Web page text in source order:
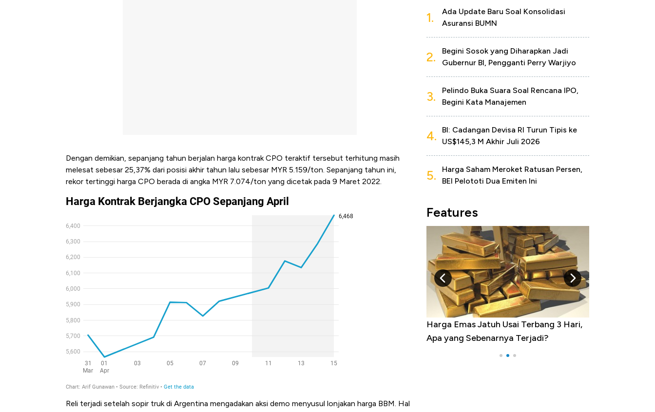
Dengan demikian, sepanjang tahun berjalan harga kontrak CPO teraktif tersebut terhitung masih
melesat sebesar 25,37% dari posisi akhir tahun lalu sebesar MYR 5.159/ton. Sepanjang tahun ini,
rekor tertinggi harga CPO berada di angka MYR 7.074/ton yang dicetak pada 9 Maret 2022.
Reli terjadi setelah sopir truk di Argentina mengadakan aksi demo menyusul lonjakan harga BBM. Hal
1.
Ada Update Baru Soal Konsolidasi
Asuransi BUMN
2.
Begini Sosok yang Diharapkan Jadi
Gubernur BI, Pengganti Perry Warjiyo
3.
Pelindo Buka Suara Soal Rencana IPO,
Begini Kata Manajemen
4.
BI: Cadangan Devisa RI Turun Tipis ke
US$145,3 M Akhir Juli 2026
5.
Harga Saham Meroket Ratusan Persen,
BEI Pelototi Dua Emiten Ini
Features
Baik Buat Pengusaha RI
Harga Emas Jatuh Usai Terbang 3 Hari,
Apa yang Sebenarnya Terjadi?